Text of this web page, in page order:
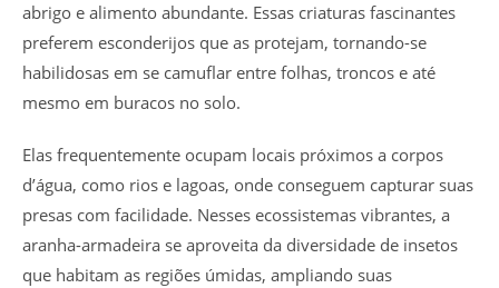
abrigo e alimento abundante. Essas criaturas fascinantes
preferem esconderijos que as protejam, tornando-se
habilidosas em se camuflar entre folhas, troncos e até
mesmo em buracos no solo.
Elas frequentemente ocupam locais próximos a corpos
d’água, como rios e lagoas, onde conseguem capturar suas
presas com facilidade. Nesses ecossistemas vibrantes, a
aranha-armadeira se aproveita da diversidade de insetos
que habitam as regiões úmidas, ampliando suas